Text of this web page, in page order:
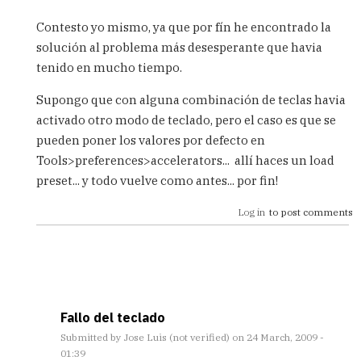
reply
Problemas
al
en
el
worksheet
by
Andreu
Contesto yo mismo, ya que por fín he encontrado la
solución al problema más desesperante que havia
tenido en mucho tiempo.
Supongo que con alguna combinación de teclas havia
activado otro modo de teclado, pero el caso es que se
pueden poner los valores por defecto en
Tools>preferences>accelerators... allí haces un load
preset... y todo vuelve como antes... por fin!
Log in to post comments
Fallo del teclado
Submitted by Jose Luis (not verified) on 24 March, 2009 -
01:39